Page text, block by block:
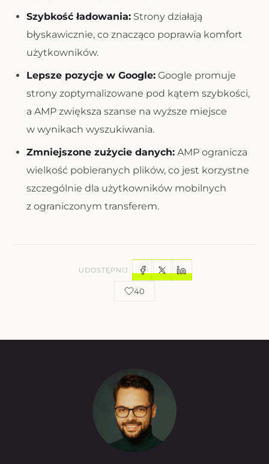
Szybkość ładowania: Strony działają
błyskawicznie, co znacząco poprawia komfort
użytkowników.
Lepsze pozycje w Google: Google promuje
strony zoptymalizowane pod kątem szybkości,
a AMP zwiększa szanse na wyższe miejsce
w wynikach wyszukiwania.
Zmniejszone zużycie danych: AMP ogranicza
wielkość pobieranych plików, co jest korzystne
szczególnie dla użytkowników mobilnych
z ograniczonym transferem.
UDOSTĘPNIJ
40